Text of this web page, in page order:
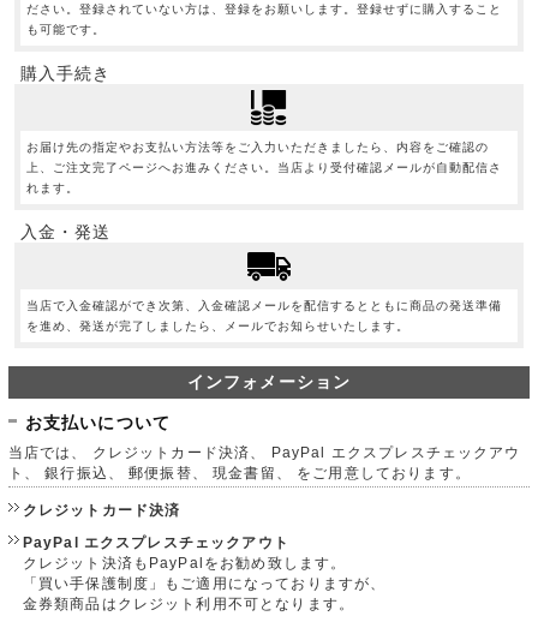
ださい。登録されていない方は、登録をお願いします。登録せずに購入すること
も可能です。
購入手続き
お届け先の指定やお支払い方法等をご入力いただきましたら、内容をご確認の
上、ご注文完了ページへお進みください。当店より受付確認メールが自動配信さ
れます。
入金・発送
当店で入金確認ができ次第、入金確認メールを配信するとともに商品の発送準備
を進め、発送が完了しましたら、メールでお知らせいたします。
インフォメーション
お支払いについて
当店では、 クレジットカード決済、 PayPal エクスプレスチェックアウ
ト、 銀行振込、 郵便振替、 現金書留、 をご用意しております。
クレジットカード決済
PayPal エクスプレスチェックアウト
クレジット決済もPayPalをお勧め致します。
「買い手保護制度」もご適用になっておりますが、
金券類商品はクレジット利用不可となります。